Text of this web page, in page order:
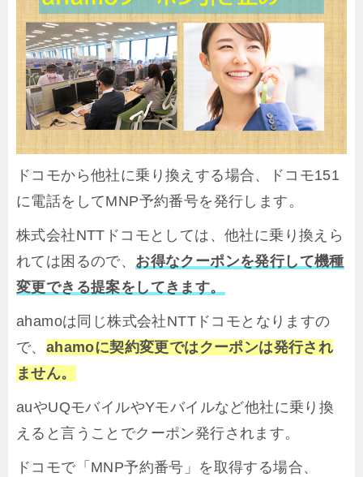
ドコモから他社に乗り換えする場合、ドコモ151
に電話をしてMNP予約番号を発行します。
株式会社NTTドコモとしては、他社に乗り換えら
れては困るので、 お得なクーポンを発行して機種
変更できる提案をしてきます。
ahamoは同じ株式会社NTTドコモとなりますの
で、 ahamoに契約変更ではクーポンは発行され
ません。
auやUQモバイルやYモバイルなど他社に乗り換
えると言うことでクーポン発行されます。
ドコモで「MNP予約番号」を取得する場合、